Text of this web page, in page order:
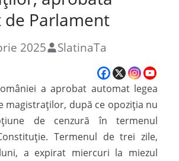
Parlament
2025 SlatinaTa
a aprobat automat legea
magistraților, după ce opoziția nu
de cenzură în termenul
Termenul de trei zile,
a expirat miercuri la miezul